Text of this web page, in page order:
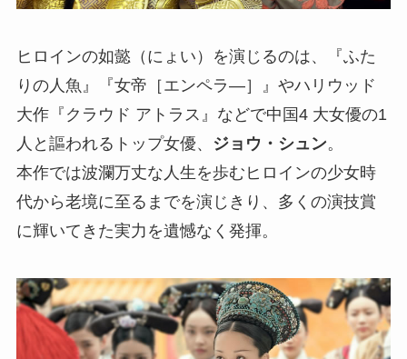
ヒロインの如懿（にょい）を演じるのは、『ふた
りの人魚』『女帝［エンペラ—］』やハリウッド
大作『クラウド アトラス』などで中国4 大女優の1
人と謳われるトップ女優、
ジョウ・シュン。
本作では波瀾万丈な人生を歩むヒロインの少女時
代から老境に至るまでを演じきり、多くの演技賞
に輝いてきた実力を遺憾なく発揮。